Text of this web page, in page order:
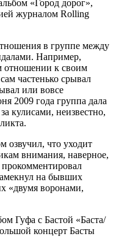
«Город дорог»,
журналом Rolling
в группе между
Например,
отношении к своим
частенько срывал
или вовсе
2009 года группа дала
кулисами, неизвестно,
озвучил, что уходит
внимания, наверное,
на бывших
«двумя воронами,
Гуфа с Бастой «Баста/
концерт Басты